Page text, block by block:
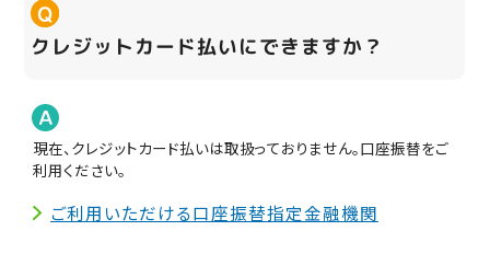
クレジットカード払いにできますか？
現在、クレジットカード払いは取扱っておりません。口座振替をご
利用ください。
ご利用いただける口座振替指定金融機関